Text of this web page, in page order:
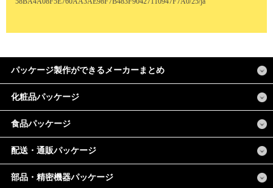
パッケージ製作ができるメーカーまとめ
化粧品パッケージ
食品パッケージ
配送・通販パッケージ
部品・精密機器パッケージ